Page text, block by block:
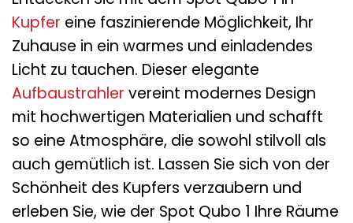
Kupfer eine faszinierende Möglichkeit, Ihr
Zuhause in ein warmes und einladendes
Licht zu tauchen. Dieser elegante
Aufbaustrahler vereint modernes Design
mit hochwertigen Materialien und schafft
so eine Atmosphäre, die sowohl stilvoll als
auch gemütlich ist. Lassen Sie sich von der
Schönheit des Kupfers verzaubern und
erleben Sie, wie der Spot Qubo 1 Ihre Räume